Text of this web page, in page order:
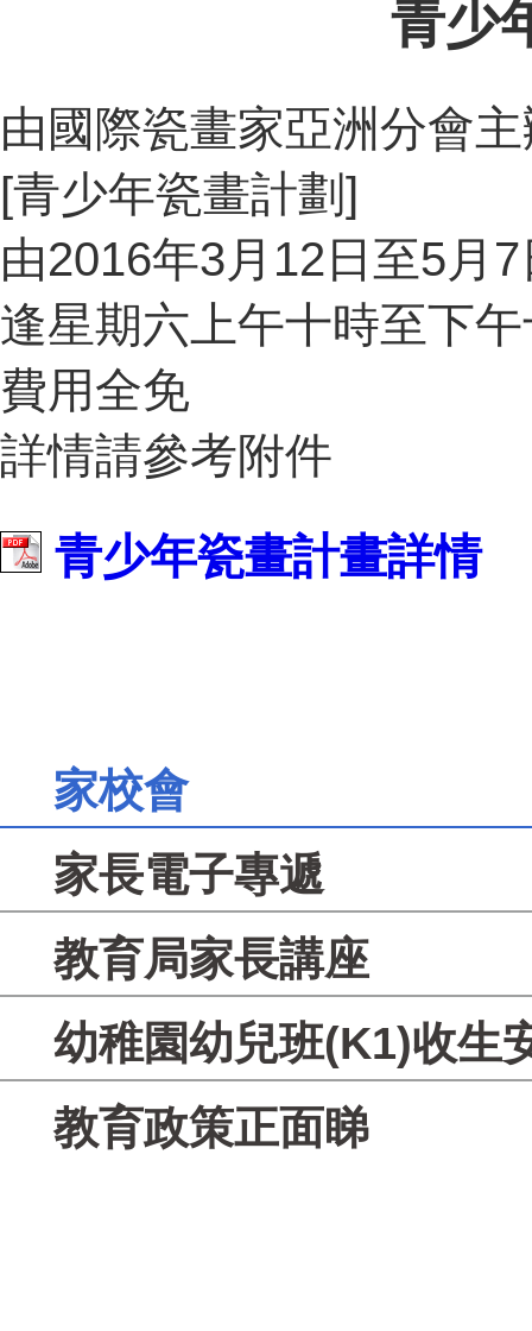
青少
由國際瓷畫家亞洲分會
[青少年瓷畫計劃]
由2016年3月12日至5月
逢星期六上午十時至下
費用全免
詳情請參考附件
青少年瓷畫計畫詳情
家校會
家長電子專遞
教育局家長講座
幼稚園幼兒班(K1)收生
教育政策正面睇